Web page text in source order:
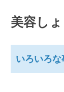
美容し
いろいろ